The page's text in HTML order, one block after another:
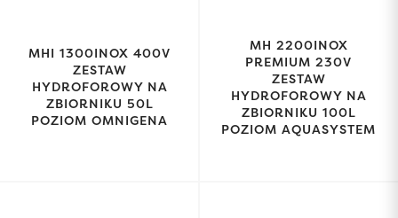
MHI 1300INOX 400V
ZESTAW
HYDROFOROWY NA
ZBIORNIKU 50L
POZIOM OMNIGENA
MH 2200INOX
PREMIUM 230V
ZESTAW
HYDROFOROWY NA
ZBIORNIKU 100L
POZIOM AQUASYSTEM